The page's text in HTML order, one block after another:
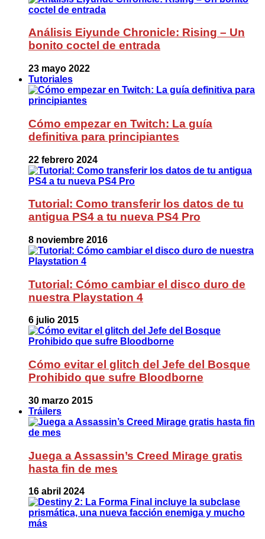
Análisis Eiyunde Chronicle: Rising – Un
bonito coctel de entrada
23 mayo 2022
Tutoriales
Cómo empezar en Twitch: La guía
definitiva para principiantes
22 febrero 2024
Tutorial: Como transferir los datos de tu
antigua PS4 a tu nueva PS4 Pro
8 noviembre 2016
Tutorial: Cómo cambiar el disco duro de
nuestra Playstation 4
6 julio 2015
Cómo evitar el glitch del Jefe del Bosque
Prohibido que sufre Bloodborne
30 marzo 2015
Tráilers
Juega a Assassin’s Creed Mirage gratis
hasta fin de mes
16 abril 2024